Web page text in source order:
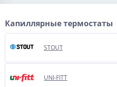
Капиллярные термостаты
STOUT
UNI-FITT